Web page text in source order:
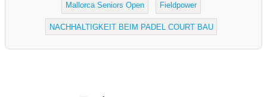
Mallorca Seniors Open Fieldpower
NACHHALTIGKEIT BEIM PADEL COURT BAU